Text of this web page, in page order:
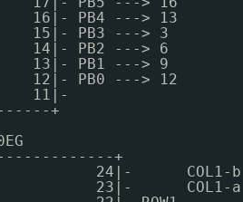
16|- PB4 ---> 13
15|- PB3 ---> 3
14|- PB2 ---> 6
13|- PB1 ---> 9
12|- PB0 ---> 12
11|-
+
+
24|-      COL1-b
23|-      COL1-a